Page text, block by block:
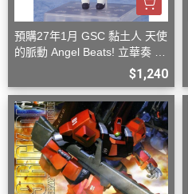
預購27年1月 GSC 黏土人 天使
的脈動 Angel Beats! 立華奏 再
$1,240